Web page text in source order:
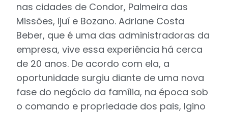
nas cidades de Condor, Palmeira das
Missões, Ijuí e Bozano. Adriane Costa
Beber, que é uma das administradoras da
empresa, vive essa experiência há cerca
de 20 anos. De acordo com ela, a
oportunidade surgiu diante de uma nova
fase do negócio da família, na época sob
o comando e propriedade dos pais, Igino